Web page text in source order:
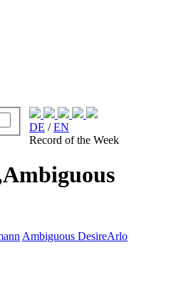
DE /EN
Record of the Week
Ambiguous DesireArlo